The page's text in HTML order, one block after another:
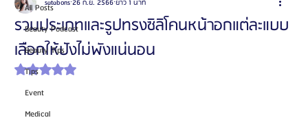
All Posts
Beauty Podcast
Beauty Tips
Tips
Event
Medical
รวมประเภทและรูปทรงซิลิโคนหน้าอกแต่ละแบบ
เลือกให้ปังไม่พังแน่นอน
satabons26 ก.ย. 2566ยาว 1 นาที
ได้รับ NaN เต็ม 5 ดาว